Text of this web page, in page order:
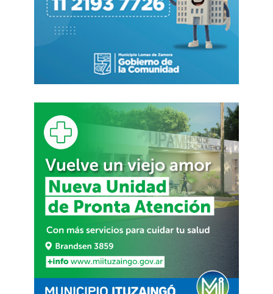
Navidad o a más tardar el martes 30 de
diciembre.
Extraordinarias acotadas
Si bien la convocatoria a extraordinarias
permitiría convertir en ley el Presupuesto en
el caso de que el oficialismo, con el auxilio de
los gobernadores, alcance 129 votos en el
recinto, los tiempos no alcanzan para
impulsar el debate y darle tratamiento
legislativo a lareforma laboral. El Poder
Ejecutivo deberá entoncesprorrogar la
convocatoria a sesiones extraordinarias en
el caso de que sostenga su voluntad
políticade avanzar con un proyecto que
genera dudas no sólo entre los gremios, que